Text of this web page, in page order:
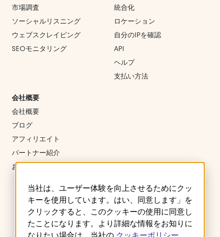
当社は、ユーザー体験を向上させるためにクッ
キーを使用しています。はい、同意します」を
クリックすると、このクッキーの使用に同意し
たことになります。より詳細な情報をお知りに
市場調査
ソーシャルリスニング
ウェブスクレイピング
SEOモニタリング
統合化
ロケーション
自分のIPを確認
API
ヘルプ
支払い方法
会社概要
会社概要
ブログ
アフィリエイト
パートナー紹介
お問い合わせ
ご利用規約 プライバシーポリシー
クッキー
返金・キャンセルポリシー
サービスレベルアグリーメント